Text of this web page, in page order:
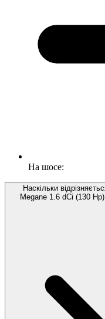
На шосе:
Наскільки
Megane 1.6 dCi (130